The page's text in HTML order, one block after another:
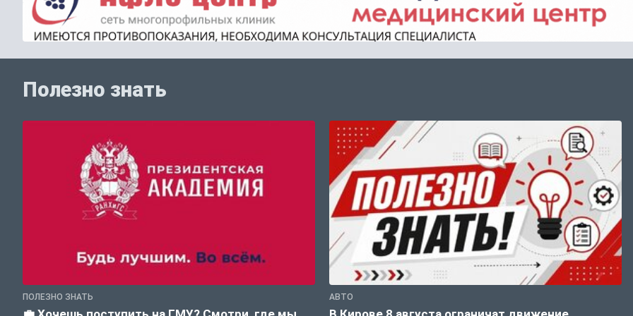
Полезно знать
ПОЛЕЗНО ЗНАТЬ АВТО